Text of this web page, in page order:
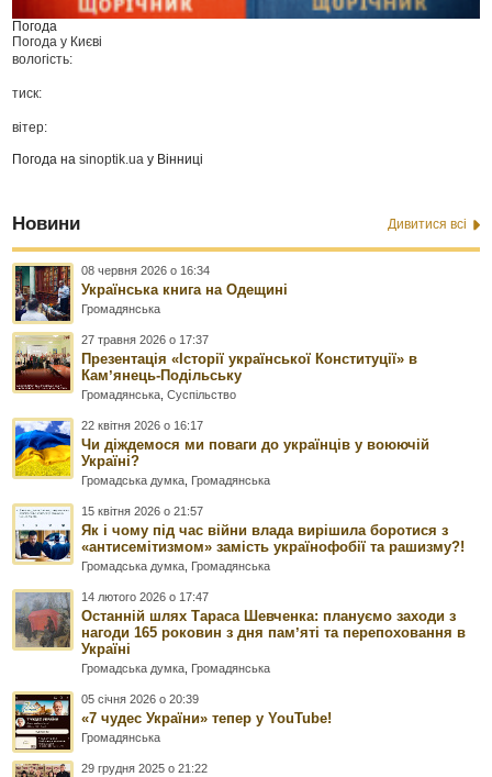
Погода
Погода у Києві
вологість:
тиск:
вітер:
Погода наsinoptik.ua у Вінниці
Новини Дивитися всі
08 червня 2026 о 16:34
Українська книга на Одещині
Громадянська
27 травня 2026 о 17:37
Презентація «Історії української Конституції» в
Камʼянець-Подільську
Громадянська ,Суспільство
22 квітня 2026 о 16:17
Чи діждемося ми поваги до українців у воюючій
Україні?
Громадська думка Громадянська
15 квітня 2026 о 21:57
Як і чому під час війни влада вирішила боротися з
«антисемітизмом» замість українофобії та рашизму?!
Громадська думка Громадянська
14 лютого 2026 о 17:47
Останній шлях Тараса Шевченка: плануємо заходи з
нагоди 165 роковин з дня памʼяті та перепоховання в
Україні
Громадська думка Громадянська
05 січня 2026 о 20:39
«7 чудес України» тепер у YouTube!
Громадянська
29 грудня 2025 о 21:22